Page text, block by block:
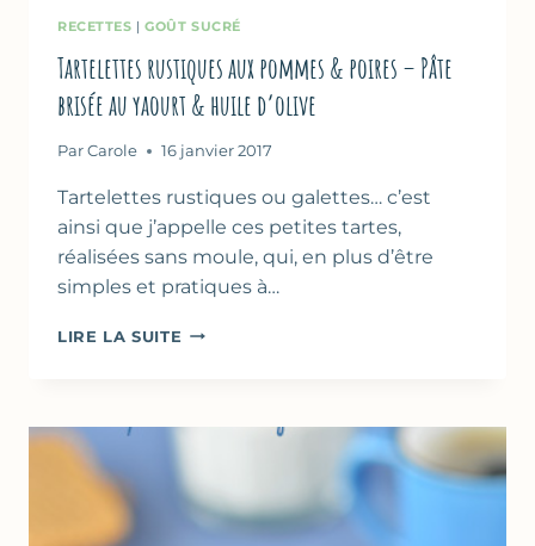
RECETTES |GOÛT SUCRÉ
Tartelettes rustiques aux pommes & poires – Pâte
brisée au yaourt & huile d’olive
Par Carole 16 janvier 2017
Tartelettes rustiques ou galettes… c’est
ainsi que j’appelle ces petites tartes,
réalisées sans moule, qui, en plus d’être
simples et pratiques à…
LIRE LA SUITE TARTELETTES
&
PÂTE
BRISÉE